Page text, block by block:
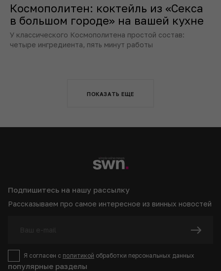
Космополитен: коктейль из «Секса
в большом городе» на вашей кухне
У классического Космополитена простой состав:
четыре ингредиента, пять минут работы
ПОКАЗАТЬ ЕЩЕ
популярные разделы
Подпишитесь на нашу рассылку
Рассказываем про самое интересное из винных новостей
Я согласен с политикой обработки персональных данных